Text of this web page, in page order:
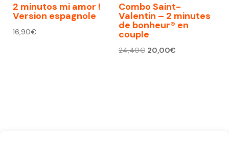
2 minutos mi amor !
Version espagnole
16,90€
Combo Saint-
Valentin – 2 minutes
de bonheur® en
couple
24,40€ Le
20,00€Le